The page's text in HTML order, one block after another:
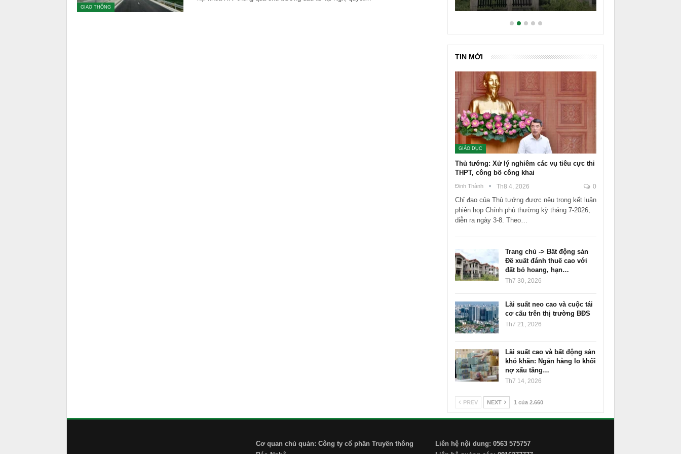
GIAO THÔNG
TIN MỚI
GIÁO DỤC
Thủ tướng: Xử lý nghiêm các vụ tiêu cực thi
THPT, công bố công khai
Đinh Thành Th8 4, 2026 0
Chỉ đạo của Thủ tướng được nêu trong kết luận
phiên họp Chính phủ thường kỳ tháng 7-2026,
diễn ra ngày 3-8. Theo…
Trang chủ -> Bất động sản
Đề xuất đánh thuế cao với
đất bỏ hoang, hạn…
Th7 30, 2026
Lãi suất neo cao và cuộc tái
cơ cấu trên thị trường BĐS
Th7 21, 2026
Lãi suất cao và bất động sản
khó khăn: Ngân hàng lo khối
nợ xấu tăng…
Th7 14, 2026
PREV NEXT 1 của 2.660
Cơ quan chủ quản: Công ty cổ phần Truyền thông
Liên hệ nội dung: 0563 575757